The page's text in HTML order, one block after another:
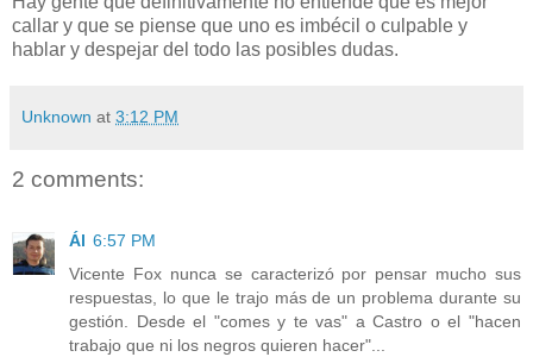
callar y que se piense que uno es imbécil o culpable y
hablar y despejar del todo las posibles dudas.
Unknown at 3:12 PM
2 comments:
Ál 6:57 PM
Vicente Fox nunca se caracterizó por pensar mucho sus
respuestas, lo que le trajo más de un problema durante su
gestión. Desde el "comes y te vas" a Castro o el "hacen
trabajo que ni los negros quieren hacer"...